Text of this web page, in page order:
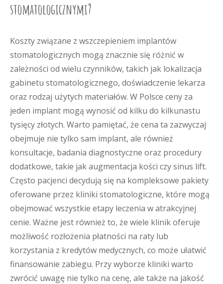
stomatologicznymi?
Koszty związane z wszczepieniem implantów
stomatologicznych mogą znacznie się różnić w
zależności od wielu czynników, takich jak lokalizacja
gabinetu stomatologicznego, doświadczenie lekarza
oraz rodzaj użytych materiałów. W Polsce ceny za
jeden implant mogą wynosić od kilku do kilkunastu
tysięcy złotych. Warto pamiętać, że cena ta zazwyczaj
obejmuje nie tylko sam implant, ale również
konsultacje, badania diagnostyczne oraz procedury
dodatkowe, takie jak augmentacja kości czy sinus lift.
Często pacjenci decydują się na kompleksowe pakiety
oferowane przez kliniki stomatologiczne, które mogą
obejmować wszystkie etapy leczenia w atrakcyjnej
cenie. Ważne jest również to, że wiele klinik oferuje
możliwość rozłożenia płatności na raty lub
korzystania z kredytów medycznych, co może ułatwić
finansowanie zabiegu. Przy wyborze kliniki warto
zwrócić uwagę nie tylko na cenę, ale także na jakość